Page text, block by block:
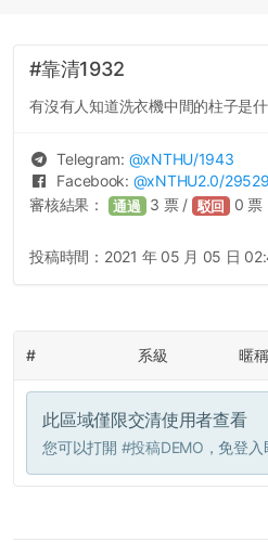
#靠清1932
有沒有人知道洗衣機中間的柱子是
Telegram: @xNTHU/1943
Facebook: @xNTHU2.0/
審核結果： 通過 3 票 / 駁回 0 票
投稿時間： 2021 年 05 月 05 日
# 系級 暱稱
此區域僅限交清使用者查看
您可以打開 #投稿DEMO ，免登